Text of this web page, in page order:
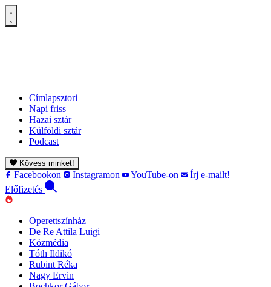
Címlapsztori
Napi friss
Hazai sztár
Külföldi sztár
Podcast
Kövess minket!
Facebookon Instagramon YouTube-on
Írj e-mailt!
Előfizetés
Operettszínház
De Re Attila Luigi
Közmédia
Tóth Ildikó
Rubint Réka
Nagy Ervin